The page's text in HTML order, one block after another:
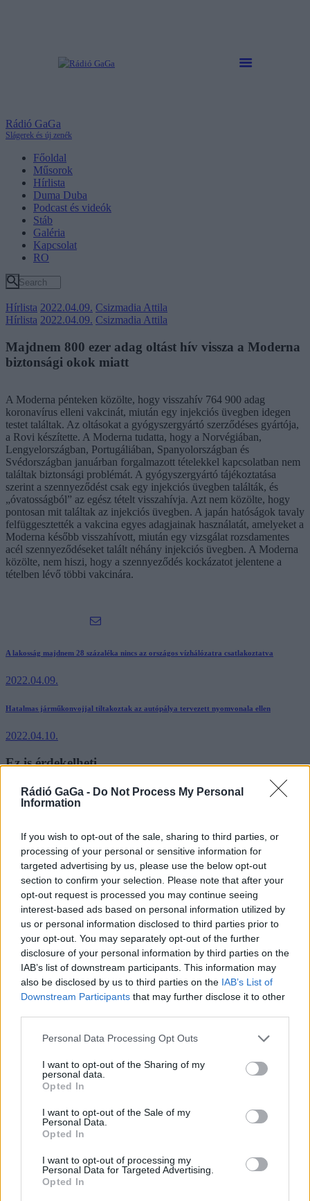
Rádió GaGa - Do Not Process My Personal
Information
If you wish to opt-out of the sale, sharing to third parties, or
processing of your personal or sensitive information for
targeted advertising by us, please use the below opt-out
section to confirm your selection. Please note that after your
opt-out request is processed you may continue seeing
interest-based ads based on personal information utilized by
us or personal information disclosed to third parties prior to
your opt-out. You may separately opt-out of the further
disclosure of your personal information by third parties on the
IAB’s list of downstream participants. This information may
also be disclosed by us to third parties on the IAB’s List of
Downstream Participants that may further disclose it to other
Personal Data Processing Opt Outs
I want to opt-out of the Sharing of my
personal data.
Opted In
I want to opt-out of the Sale of my
Personal Data.
Opted In
I want to opt-out of processing my
Personal Data for Targeted Advertising.
Opted In
Rádió GaGa
Slágerek és új zenék
Főoldal
Műsorok
Hírlista
Duma Duba
Podcast és videók
Stáb
Galéria
Kapcsolat
RO
Hírlista 2022.04.09. Csizmadia Attila
Hírlista 2022.04.09. Csizmadia Attila
Majdnem 800 ezer adag oltást hív vissza a Moderna
biztonsági okok miatt
A Moderna pénteken közölte, hogy visszahív 764 900 adag
koronavírus elleni vakcinát, miután egy injekciós üvegben idegen
testet találtak. Az oltásokat a gyógyszergyártó szerződéses gyártója,
a Rovi készítette. A Moderna tudatta, hogy a Norvégiában,
Lengyelországban, Portugáliában, Spanyolországban és
Svédországban januárban forgalmazott tételekkel kapcsolatban nem
találtak biztonsági problémát. A gyógyszergyártó tájékoztatása
szerint a szennyeződést csak egy injekciós üvegben találták, és
„óvatosságból” az egész tételt visszahívja. Azt nem közölte, hogy
pontosan mit találtak az injekciós üvegben. A japán hatóságok tavaly
felfüggesztették a vakcina egyes adagjainak használatát, amelyeket a
Moderna később visszahívott, miután egy vizsgálat rozsdamentes
acél szennyeződéseket talált néhány injekciós üvegben. A Moderna
közölte, nem hiszi, hogy a szennyeződés kockázatot jelentene a
tételben lévő többi vakcinára.
Bejegyzés
navigáció
előző
A lakosság majdnem 28 százaléka nincs az országos vízhálózatra csatlakoztatva
2022.04.09.
Következő
Hatalmas járműkonvojjal tiltakoztak az autópálya tervezett nyomvonala ellen
2022.04.10.
Ez is érdekelheti
Hírlista
Hírlista
Virág helyett adományokat várnak
Keresés
Keresés:
Csíkszék
Duma Duba 2024
Duma Duba 2026
Gyergyószék
Hírlista
Marosszék
Udvarhelyszék